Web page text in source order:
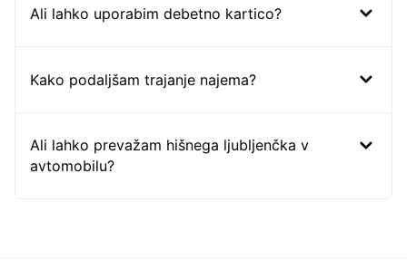
Ali lahko uporabim debetno kartico?
Kako podaljšam trajanje najema?
Ali lahko prevažam hišnega ljubljenčka v
avtomobilu?